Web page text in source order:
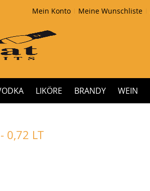
Mein Konto Meine Wunschliste
LIKÖRE BRANDY WEIN
0,72 LT